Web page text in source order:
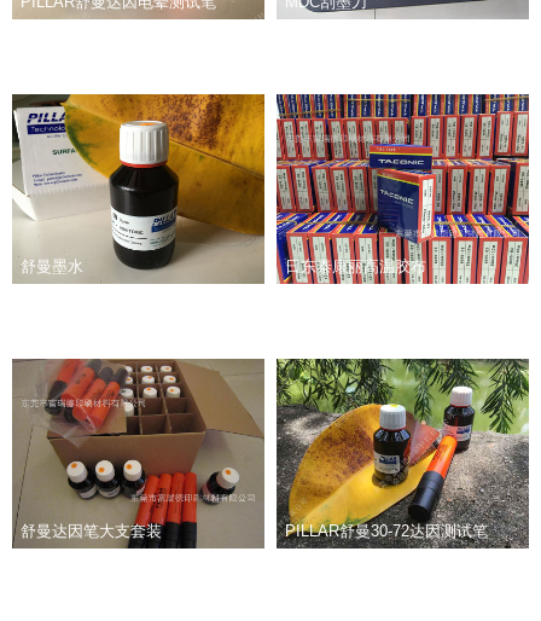
舒曼墨水 日东泰康丽高温胶布
舒曼达因笔大支套装 PILLAR舒曼30-72达因测试笔